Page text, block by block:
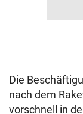
Die
nach dem
vorschnell in